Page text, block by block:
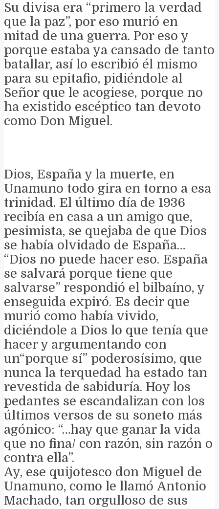
Su divisa era “primero la verdad
que la paz”, por eso murió en
mitad de una guerra. Por eso y
porque estaba ya cansado de tanto
batallar, así lo escribió él mismo
para su epitafio, pidiéndole al
Señor que le acogiese, porque no
ha existido escéptico tan devoto
como Don Miguel.
Dios, España y la muerte, en
Unamuno todo gira en torno a esa
trinidad. El último día de 1936
recibía en casa a un amigo que,
pesimista, se quejaba de que Dios
se había olvidado de España…
“Dios no puede hacer eso. España
se salvará porque tiene que
salvarse” respondió el bilbaíno, y
enseguida expiró. Es decir que
murió como había vivido,
diciéndole a Dios lo que tenía que
hacer y argumentando con
un“porque sí” poderosísimo, que
nunca la terquedad ha estado tan
revestida de sabiduría. Hoy los
pedantes se escandalizan con los
últimos versos de su soneto más
agónico: “…hay que ganar la vida
que no fina/ con razón, sin razón o
contra ella”.
Ay, ese quijotesco don Miguel de
Unamuno, como le llamó Antonio
Machado, tan orgulloso de sus